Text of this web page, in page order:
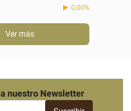
0,00%
Ver más
nuestro Newsletter